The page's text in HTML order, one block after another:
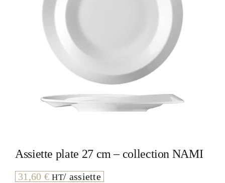
Assiette plate 27 cm – collection NAMI
31,60 € HT/ assiette